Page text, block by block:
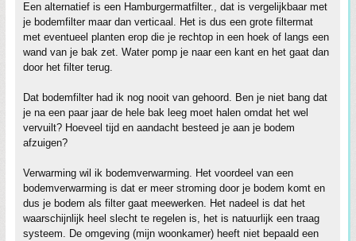
Een alternatief is een Hamburgermatfilter., dat is vergelijkbaar met
je bodemfilter maar dan verticaal. Het is dus een grote filtermat
met eventueel planten erop die je rechtop in een hoek of langs een
wand van je bak zet. Water pomp je naar een kant en het gaat dan
door het filter terug.
Dat bodemfilter had ik nog nooit van gehoord. Ben je niet bang dat
je na een paar jaar de hele bak leeg moet halen omdat het wel
vervuilt? Hoeveel tijd en aandacht besteed je aan je bodem
afzuigen?
Verwarming wil ik bodemverwarming. Het voordeel van een
bodemverwarming is dat er meer stroming door je bodem komt en
dus je bodem als filter gaat meewerken. Het nadeel is dat het
waarschijnlijk heel slecht te regelen is, het is natuurlijk een traag
systeem. De omgeving (mijn woonkamer) heeft niet bepaald een